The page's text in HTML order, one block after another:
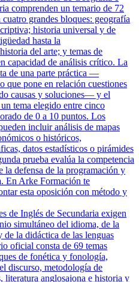
comprenden un temario de 72
grandes bloques: geografía
historia universal y de
hasta la
del arte; y temas de
capacidad de análisis crítico. La
de una parte práctica —
que pone en relación cuestiones
causas y soluciones— y el
tema elegido entre cinco
de 0 a 10 puntos. Los
incluir análisis de mapas
o históricos,
datos estadísticos o pirámides
prueba evalúa la competencia
la defensa de la programación y
En Arke Formación te
esta oposición con método y
de Inglés de Secundaria exigen
simultáneo del idioma, de la
la didáctica de las lenguas
oficial consta de 69 temas
de fonética y fonología,
discurso, metodología de
literatura anglosajona e historia y